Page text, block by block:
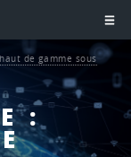
:
de gamme sous